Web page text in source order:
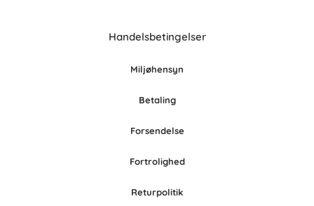
Handelsbetingelser
Miljøhensyn
Betaling
Forsendelse
Fortrolighed
Returpolitik